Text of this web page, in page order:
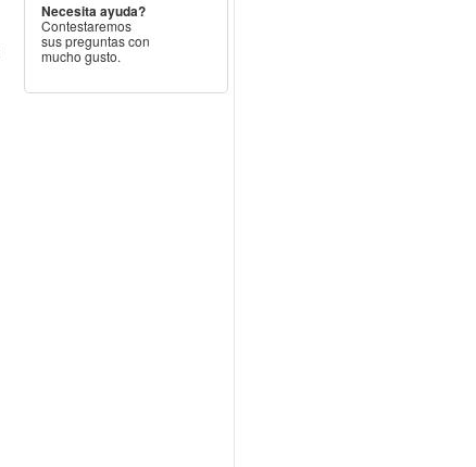
Necesita ayuda?
Contestaremos
sus preguntas con
mucho gusto.